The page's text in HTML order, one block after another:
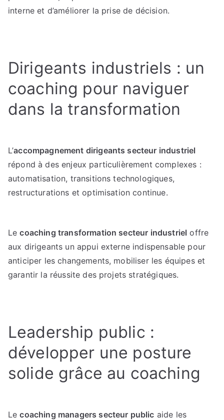
interne et d’améliorer la prise de décision.
Dirigeants industriels : un
coaching pour naviguer
dans la transformation
L’accompagnement dirigeants secteur industriel
répond à des enjeux particulièrement complexes :
automatisation, transitions technologiques,
restructurations et optimisation continue.
Lecoaching transformation secteur industriel offre
aux dirigeants un appui externe indispensable pour
anticiper les changements, mobiliser les équipes et
garantir la réussite des projets stratégiques.
Leadership public :
développer une posture
solide grâce au coaching
Lecoaching managers secteur public aide les